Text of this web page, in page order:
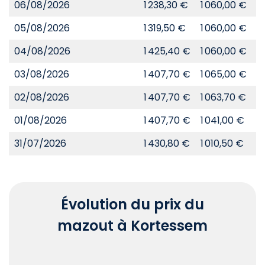
06/08/2026 1 238,30 € 1 060,00 €
05/08/2026
1 319,50 € 1 060,00 €
04/08/2026
1 425,40 € 1 060,00 €
03/08/2026
1 407,70 € 1 065,00 €
02/08/2026
1 407,70 € 1 063,70 €
01/08/2026
1 407,70 € 1 041,00 €
31/07/2026
1 430,80 € 1 010,50 €
Évolution du prix du
mazout à Kortessem